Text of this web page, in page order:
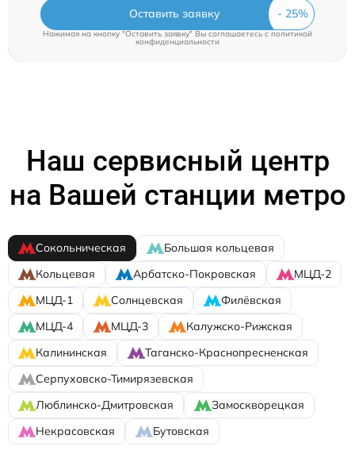
Оставить заявку
Нажимая на кнопку "Оставить заявку" Вы соглашаетесь cполитикой
конфиденциальности
Наш сервисный центр
на Вашей станции метро
Сокольническая
Большая кольцевая
Кольцевая
Арбатско-Покровская
МЦД-2
МЦД-1
Солнцевская
Филёвская
МЦД-4
МЦД-3
Калужско-Рижская
Калининская
Таганско-Краснопресненская
Серпуховско-Тимирязевская
Люблинско-Дмитровская
Замоскворецкая
Некрасовская
Бутовская